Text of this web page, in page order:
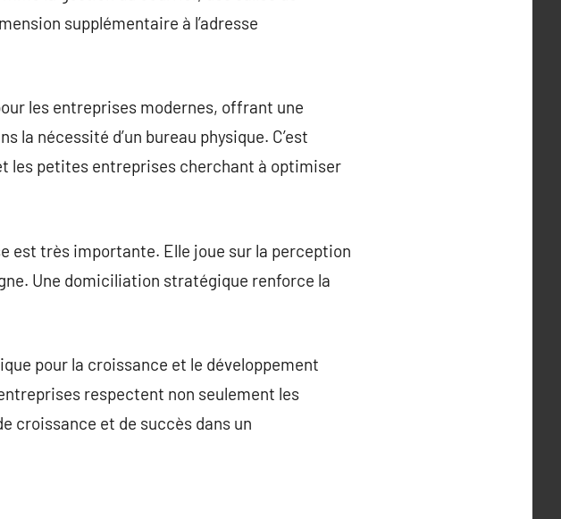
supplémentaire à l’adresse
les entreprises modernes, offrant une
la nécessité d’un bureau physique. C’est
les petites entreprises cherchant à optimiser
est très importante. Elle joue sur la perception
Une domiciliation stratégique renforce la
pour la croissance et le développement
respectent non seulement les
croissance et de succès dans un